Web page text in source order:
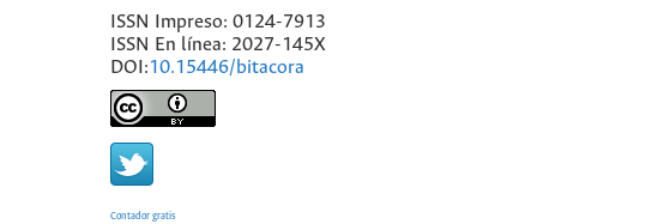
ISSN Impreso: 0124-7913
ISSN En línea: 2027-145X
DOI:10.15446/bitacora
Contador gratis